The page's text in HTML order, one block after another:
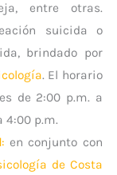
entre otras.
suicida o
brindado por
. El horario
de 2:00 p.m. a
4:00 p.m.
: en conjunto con
de Costa